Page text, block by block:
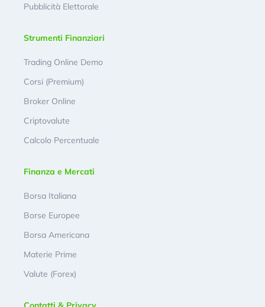
Pubblicità Elettorale
Strumenti Finanziari
Trading Online Demo
Corsi (Premium)
Broker Online
Criptovalute
Calcolo Percentuale
Finanza e Mercati
Borsa Italiana
Borse Europee
Borsa Americana
Materie Prime
Valute (Forex)